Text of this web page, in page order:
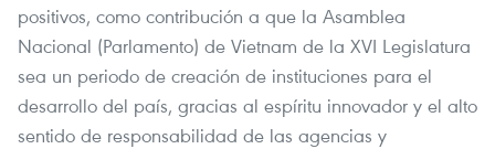
positivos, como contribución a que la Asamblea
Nacional (Parlamento) de Vietnam de la XVI Legislatura
sea un periodo de creación de instituciones para el
desarrollo del país, gracias al espíritu innovador y el alto
sentido de responsabilidad de las agencias y